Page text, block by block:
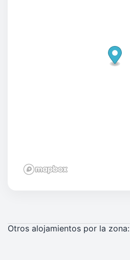
Otros alojamientos por la zona: